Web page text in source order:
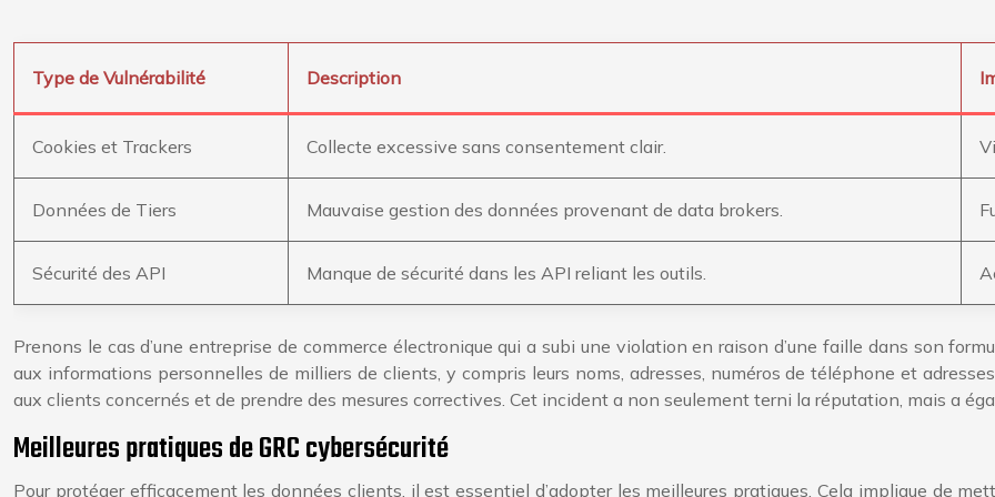
Type de Vulnérabilité Description
Cookies et Trackers Collecte excessive sans consentement clair.
Données de Tiers Mauvaise gestion des données provenant de data brokers.
Sécurité des API Manque de sécurité dans les API reliant les outils.
Prenons le cas d’une entreprise de commerce électronique qui a subi une violation en raison d’une faille dans son
aux informations personnelles de milliers de clients, y compris leurs noms, adresses, numéros de téléphone et
aux clients concernés et de prendre des mesures correctives. Cet incident a non seulement terni la réputation, mais a
Meilleures pratiques de GRC cybersécurité
Pour protéger efficacement les données clients, il est essentiel d’adopter les meilleures pratiques. Cela implique de